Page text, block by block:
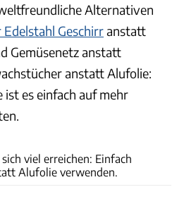
Alternativen
Edelstahl Geschirranstatt
Gemüsenetz anstatt
anstatt Alufolie:
ist es einfach auf mehr
viel erreichen: Einfach
Alufolie verwenden.